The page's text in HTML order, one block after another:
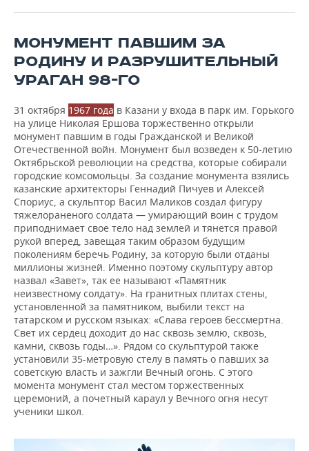
МОНУМЕНТ ПАВШИМ ЗА
РОДИНУ И РАЗРУШИТЕЛЬНЫЙ
УРАГАН 98-ГО
31 октября 1967 года в Казани у входа в парк им. Горького
на улице Николая Ершова торжественно открыли
монумент павшим в годы Гражданской и Великой
Отечественной войн. Монумент был возведен к 50-летию
Октябрьской революции на средства, которые собирали
городские комсомольцы. За создание монумента взялись
казанские архитекторы Геннадий Пичуев и Алексей
Спориус, а скульптор Васил Маликов создал фигуру
тяжелораненого солдата — умирающий воин с трудом
приподнимает свое тело над землей и тянется правой
рукой вперед, завещая таким образом будущим
поколениям беречь Родину, за которую были отданы
миллионы жизней. Именно поэтому скульптуру автор
назвал «Завет», так ее называют «Памятник
неизвестному солдату». На гранитных плитах стены,
установленной за памятником, выбили текст на
татарском и русском языках: «Слава героев бессмертна.
Свет их сердец доходит до нас сквозь землю, сквозь,
камни, сквозь годы…». Рядом со скульптурой также
установили 35-метровую стелу в память о павших за
советскую власть и зажгли Вечный огонь. С этого
момента монумент стал местом торжественных
церемоний, а почетный караул у Вечного огня несут
ученики школ.